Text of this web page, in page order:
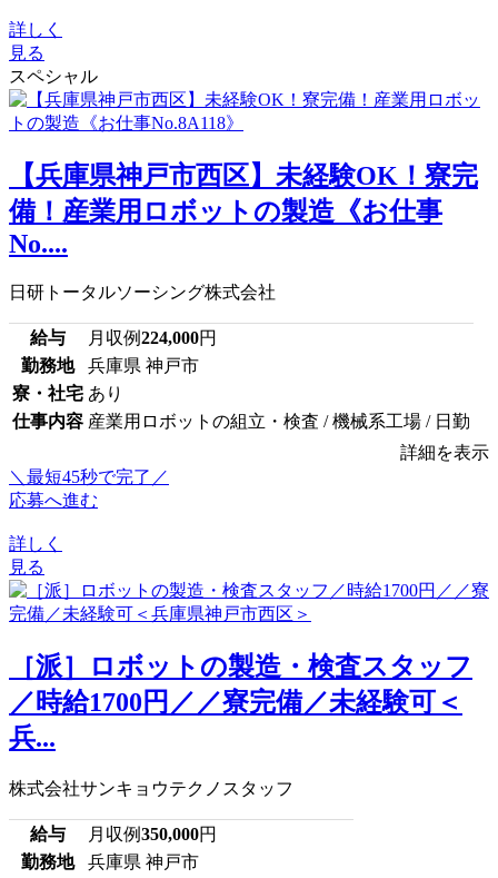
詳しく
見る
スペシャル
【兵庫県神戸市西区】未経験OK！寮完
備！産業用ロボットの製造《お仕事
No....
日研トータルソーシング株式会社
給与 月収例224,000円
勤務地
兵庫県 神戸市
寮・社宅 あり
仕事内容 産業用ロボットの組立・検査 / 機械系工場 / 日勤
詳細を表示
＼最短45秒で完了／
応募へ進む
詳しく
見る
［派］ロボットの製造・検査スタッフ
／時給1700円／／寮完備／未経験可＜
兵...
株式会社サンキョウテクノスタッフ
給与 月収例350,000円
勤務地
兵庫県 神戸市